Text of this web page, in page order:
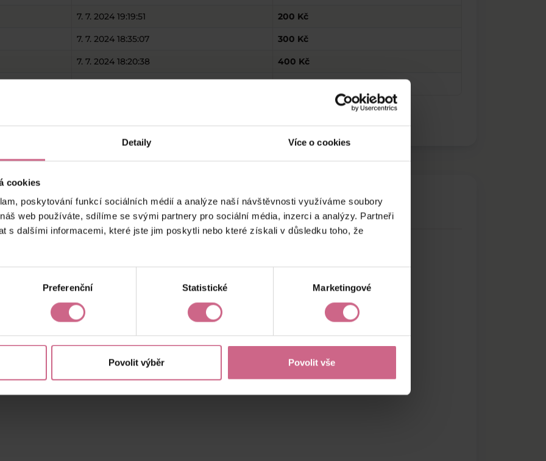
Detaily Více o cookies
cookies
poskytování funkcí sociálních médií a analýze naší návštěvnosti využíváme soubory
web používáte, sdílíme se svými partnery pro sociální média, inzerci a analýzy. Partneři
s dalšími informacemi, které jste jim poskytli nebo které získali v důsledku toho, že
Preferenční Statistické Marketingové
Povolit výběr Povolit vše
7. 7. 2024 19:19:51 200 Kč
7. 7. 2024 18:35:07 300 Kč
7. 7. 2024 18:20:38 400 Kč